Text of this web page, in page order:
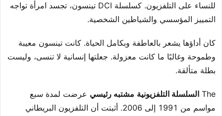
للنساء على التلفزيون. كسلسلة DCI تينسون، تجسد امرأة تواجه
التمييز المؤسسي والشياطين الشخصية.
كان أداؤها يشعر بالعاطفة وبكامل الحياة. كانت تينسون معيبة
وطموحة وغالبًا ما كانت معزولة. جعلتها إنسانية لا تنسى، وليست
بطلة متألقة.
The السلسلة التلفزيونية مشتبه رئيسي عرضت لمدة سبع
مواسم من 1991 إلى 2006. أثبتت أن التلفزيون البريطاني